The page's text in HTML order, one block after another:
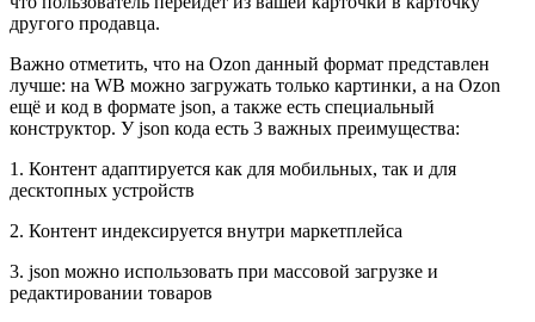
другого продавца.
Важно отметить, что на Ozon данный формат представлен
лучше: на WB можно загружать только картинки, а на Ozon
ещё и код в формате json, а также есть специальный
конструктор. У json кода есть 3 важных преимущества:
1. Контент адаптируется как для мобильных, так и для
десктопных устройств
2. Контент индексируется внутри маркетплейса
3. json можно использовать при массовой загрузке и
редактировании товаров